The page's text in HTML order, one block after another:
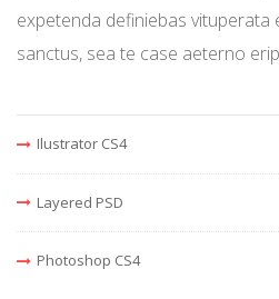
expetenda definiebas
sanctus, sea te case aeterno
Ilustrator CS4
Layered PSD
Photoshop CS4